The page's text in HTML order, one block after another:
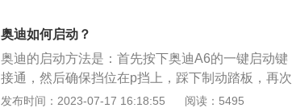
前置前驱，前后悬架均使用了五连杆独立悬架。
奥迪如何启动？
奥迪的启动方法是：首先按下奥迪A6的一键启动
接通，然后确保挡位在p挡上，踩下制动踏板，再
动机，此时不要松开制动踏板，挂入P挡即可行驶
发布时间：2023-07-17 16:18:55 阅读：5495